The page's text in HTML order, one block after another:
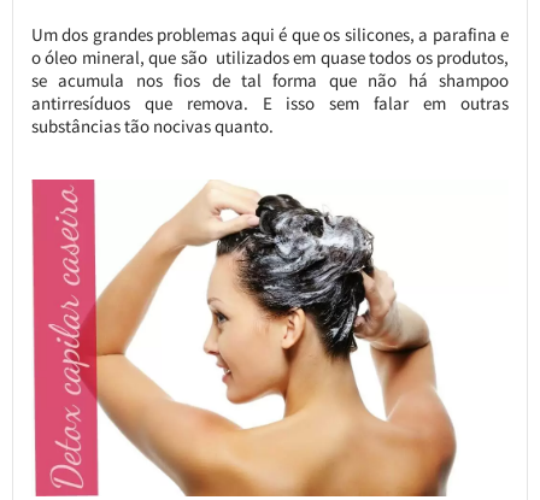
Um dos grandes problemas aqui é que os silicones, a parafina e
o óleo mineral, que são utilizados em quase todos os produtos,
se acumula nos fios de tal forma que não há shampoo
antirresíduos que remova. E isso sem falar em outras
substâncias tão nocivas quanto.